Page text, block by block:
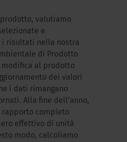
prodotto, valutiamo
e
i risultati nella nostra
di Prodotto
modifica al prodotto
dei valori
i dati rimangano
Alla fine dell’anno,
rapporto completo
effettivo di unità
modo, calcoliamo